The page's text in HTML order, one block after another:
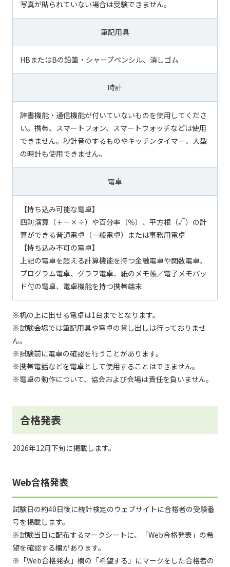
写真が貼られていない場合は受験できません。
筆記用具
HBまたはBの鉛筆・シャープペンシル、消しゴム
時計
辞書機能・通信機能が付いていないものを使用してくださ
い。携帯、スマートフォン、スマートウォッチなどは使用
できません。秒針音のするものやキッチンタイマー、大型
の時計も使用できません。
電卓
【持ち込み可能な電卓】
四則演算（＋－×÷）や百分率（％）、平方根（√）の計
算ができる普通電卓（一般電卓）または事務用電卓
【持ち込み不可の電卓】
上記の電卓を超える計算機能を持つ金融電卓や関数電卓、
プログラム電卓、グラフ電卓、紙のメモ帳／電子メモパッ
ド付の電卓、電卓機能を持つ携帯端末
※机の上に出せる電卓は1台までとなります。
※試験会場では筆記用具や電卓の貸し出しは行っておりませ
ん。
※試験前に電卓の確認を行うことがあります。
※携帯電話などを電卓として使用することはできません。
※電卓の動作について、協会および会場は責任を負いません。
合格発表
2026年12月下旬に掲載します。
Web合格発表
試験日の約40日後に統計検定のウェブサイトに合格者の受験番
号を掲載します。
※試験当日に配布するマークシートに、「Web合格発表」の希
望を確認する欄があります。
※「Web合格発表」欄の「希望する」にマークをした合格者の